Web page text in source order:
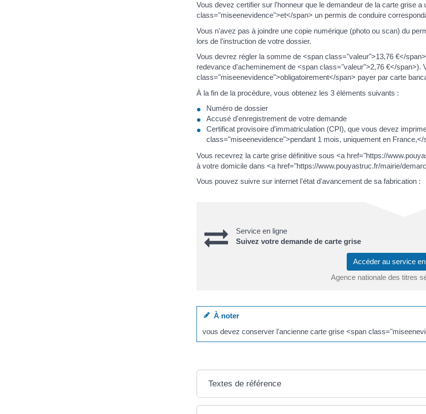
Vous devez certifier sur l'honneur que le demandeur de la carte grise
class="miseenevidence">et</span> un permis de conduire
Vous n'avez pas à joindre une copie numérique (photo ou scan) du
lors de l'instruction de votre dossier.
Vous devrez régler la somme de <span class="valeur">13,76 €</
redevance d'acheminement de <span class="valeur">2,76 €</span>).
class="miseenevidence">obligatoirement</span> payer par carte
À la fin de la procédure, vous obtenez les 3 éléments suivants :
Numéro de dossier
Accusé d'enregistrement de votre demande
Certificat provisoire d'immatriculation (CPI), que vous devez
class="miseenevidence">pendant 1 mois, uniquement en
Vous recevrez la carte grise définitive sous <a href="https://
à votre domicile dans <a href="https://www.pouyastruc.fr/mairie/
Vous pouvez suivre sur internet l'état d'avancement de sa fabrication :
Service en ligne
Suivez votre demande de carte grise
Accéder au service
Agence nationale des titres
À noter
vous devez conserver l'ancienne carte grise <span
Textes de référence